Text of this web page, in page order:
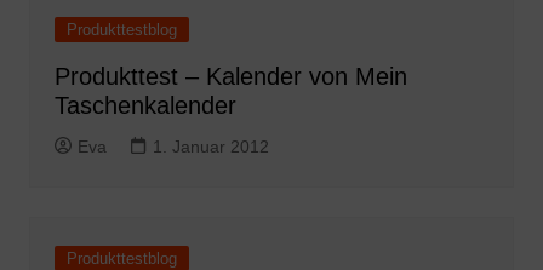
Produkttestblog
Produkttest – Kalender von Mein
Taschenkalender
Eva 1. Januar 2012
Produkttestblog